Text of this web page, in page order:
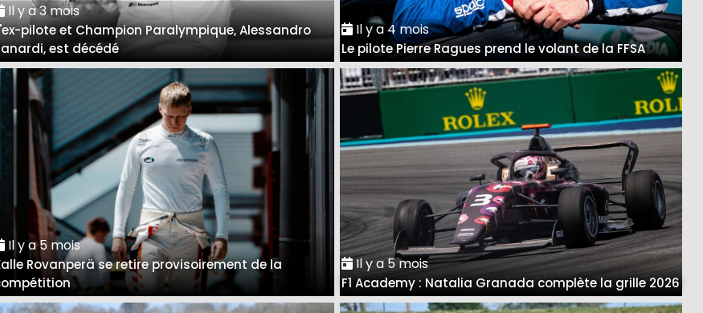
Il y a 3 mois
pilote et Champion Paralympique, Alessandro
est décédé
Il y a 4 mois
Le pilote Pierre Ragues prend le volant de la FFSA
Il y a 5 mois
Rovanperä se retire provisoirement de la
Il y a 5 mois
F1 Academy : Natalia Granada complète la grille 2026